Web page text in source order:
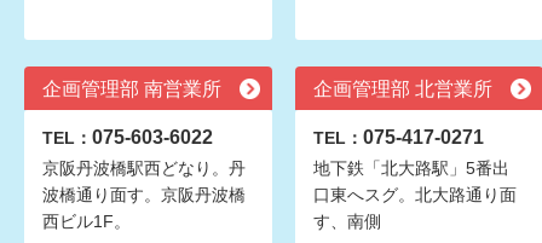
企画管理部 南営業所
TEL： 075-603-6022
京阪丹波橋駅西どなり。丹
波橋通り面す。京阪丹波橋
西ビル1F。
企画管理部 北営業所
TEL： 075-417-0271
地下鉄「北大路駅」5番出
口東へスグ。北大路通り面
す、南側